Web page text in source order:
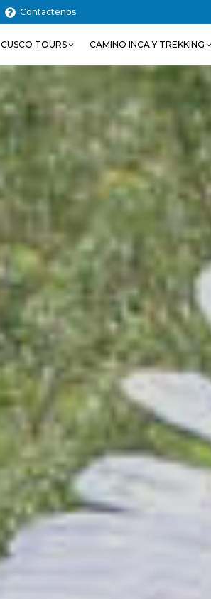
Contactenos
CUSCO TOURS CAMINO INCA Y TREKKING